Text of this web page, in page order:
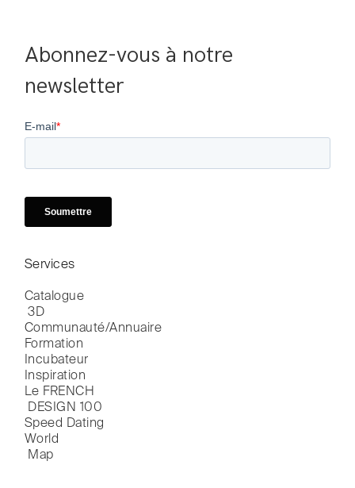
Abonnez-vous à notre
newsletter
Services
Catalogue
3D
Communauté/Annuaire
Formation
Incubateur
Inspiration
Le FRENCH
DESIGN 100
Speed Dating
World
Map